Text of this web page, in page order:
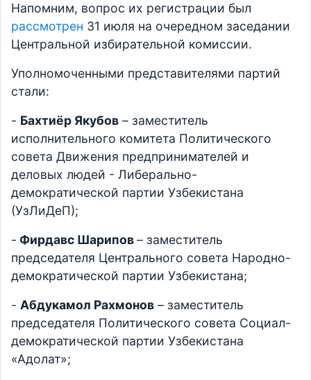
Напомним, вопрос их регистрации был
рассмотрен 31 июля на очередном заседании
Центральной избирательной комиссии.
Уполномоченными представителями партий
стали:
- Бахтиёр Якубов – заместитель
исполнительного комитета Политического
совета Движения предпринимателей и
деловых людей - Либерально-
демократической партии Узбекистана
(УзЛиДеП);
- Фирдавс Шарипов– заместитель
председателя Центрального совета Народно-
демократической партии Узбекистана;
- Абдукамол Рахмонов – заместитель
председателя Политического совета Социал-
демократической партии Узбекистана
«Адолат»;